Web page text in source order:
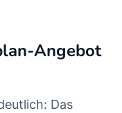
Angebot
Das